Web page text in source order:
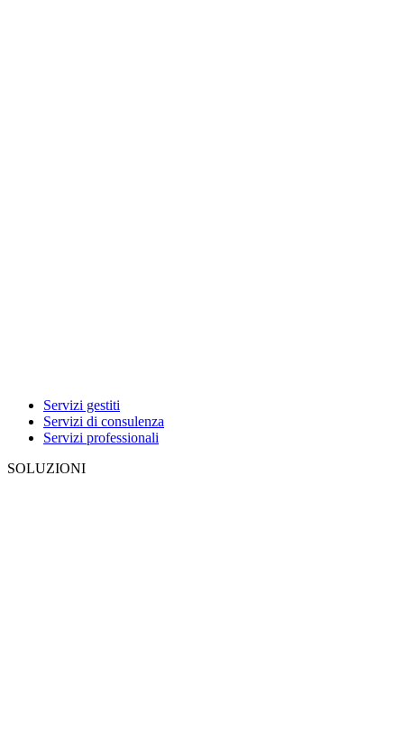
Servizi gestiti
Servizi di consulenza
Servizi professionali
SOLUZIONI